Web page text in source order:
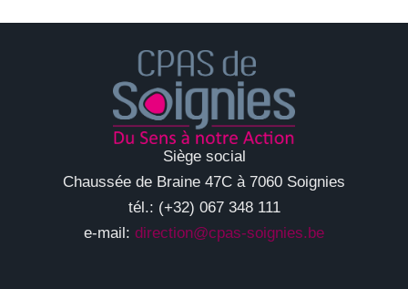
Siège social
Chaussée de Braine 47C à 7060 Soignies
tél.: (+32) 067 348 111
e-mail: direction@cpas-soignies.be